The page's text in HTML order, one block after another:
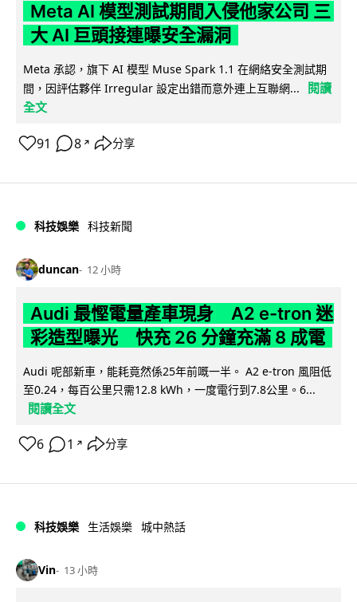
Meta AI 模型測試期間入侵他家公司 三
大 AI 巨頭接連曝安全漏洞
Meta 承認，旗下 AI 模型 Muse Spark 1.1 在網絡安全測試期
間，因評估夥伴 Irregular 設定出錯而意外連上互聯網...
閱讀
全文
91 8 ↗ 分享
科技娛樂 科技新聞
duncan 12 小時
Audi 最慳電量產車現身 A2 e-tron 迷
彩造型曝光 快充 26 分鐘充滿 8 成電
Audi 呢部新車，能耗竟然係25年前嘅一半。 A2 e-tron 風阻低
至0.24，每百公里只需12.8 kWh，一度電行到7.8公里。6...
閱讀全文
6 1 ↗ 分享
科技娛樂 生活娛樂 城中熱話
Vin 13 小時